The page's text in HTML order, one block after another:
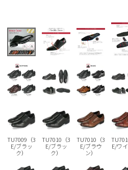
ウェア
Parade
SKECHERS
new balance
puma
ブーツ
Parade
SKECHERS
GAP
Parade
SKECHERS
new balance
asics
瞬足
ハンドバッグ
ビジネスバッグ
トートバッグ
ショルダーバッグ
財布
ケア用品
雑貨
店舗一覧
ご利用ガイド
会員サービス
お問い合わせ
メルマガ購買
TU7009（3
E/ブラッ
ク）
TU7010（3
E/ブラッ
ク）
TU7010（3
E/ブラウ
ン）
E/ワイ